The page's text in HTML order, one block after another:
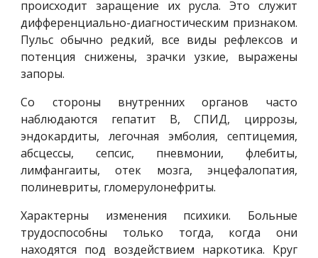
происходит заращение их русла. Это служит
дифференциально-диагностическим признаком.
Пульс обычно редкий, все виды рефлексов и
потенция снижены, зрачки узкие, выражены
запоры.
Со стороны внутренних органов часто
наблюдаются гепатит В, СПИД, циррозы,
эндокардиты, легочная эмболия, септицемия,
абсцессы, сепсис, пневмонии, флебиты,
лимфангаиты, отек мозга, энцефалопатия,
полиневриты, гломерулонефриты.
Характерны изменения психики. Больные
трудоспособны только тогда, когда они
находятся под воздействием наркотика. Круг